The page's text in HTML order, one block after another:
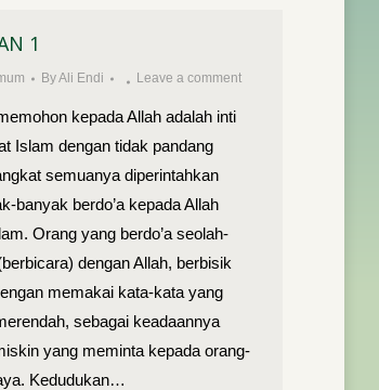
1
ByAli Endi Leave a comment
kepada Allah adalah inti
Islam dengan tidak pandang
semuanya diperintahkan
banyak berdo’a kepada Allah
Orang yang berdo’a seolah-
dengan Allah, berbisik
memakai kata-kata yang
sebagai keadaannya
yang meminta kepada orang-
Kedudukan…